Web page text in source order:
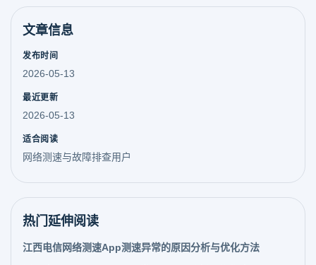
文章信息
发布时间
2026-05-13
最近更新
2026-05-13
适合阅读
网络测速与故障排查用户
热门延伸阅读
江西电信网络测速App测速异常的原因分析与优化方法